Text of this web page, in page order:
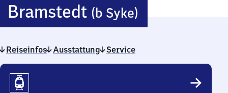
Bramstedt (b Syke)
(bei
Reiseinfos Ausstattung Service
Reiseinfos